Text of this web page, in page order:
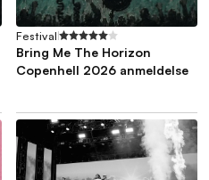
Festival
Bring Me The Horizon
Copenhell 2026 anmeldelse